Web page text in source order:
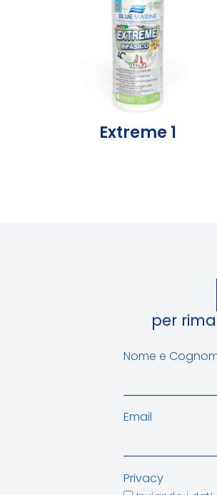
Extreme 1
per
Nome e
Email
Privacy